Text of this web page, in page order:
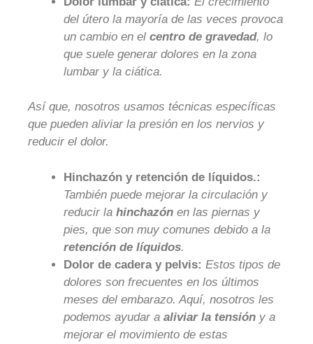
del útero la mayoría de las veces provoca
un cambio en el centro de gravedad, lo
que suele generar dolores en la zona
lumbar y la ciática.
Así que, nosotros usamos técnicas específicas
que pueden aliviar la presión en los nervios y
reducir el dolor.
Hinchazón y retención de líquidos.:
También puede mejorar la circulación y
reducir la hinchazón en las piernas y
pies, que son muy comunes debido a la
retención de líquidos.
Dolor de cadera y pelvis: Estos tipos de
dolores son frecuentes en los últimos
meses del embarazo. Aquí, nosotros les
podemos ayudar a aliviar la tensión y a
mejorar el movimiento de estas